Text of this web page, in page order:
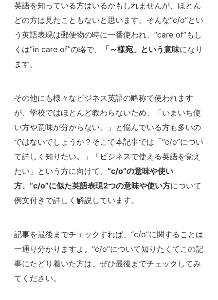
英語を知っている方はいるかもしれませんが、ほとん
どの方は見たこともないと思います。そんな“c/o”とい
う英語表現は郵便物の時に一番使われ、”care of”もし
くは”in care of”の略で、
「～様宛」という意味になり
ます。
その他にも様々なビジネス英語の略称で使われます
が、学校ではほとんど教わらないため、「いまいち使
い方や意味が分からない。」と悩んでいる方も多いの
ではないでしょうか？そこで本記事では「“c/o”につい
て詳しく知りたい。」「ビジネスで使える英語を覚え
たい」という方に向けて、 “c/o”の意味や使い
方、“c/o”に似た英語表現2つの意味や使い方について
例文付きで詳しく解説しています。
記事を最後までチェックすれば、“c/o”に関することは
一通り分かりますよ。“c/o”について知りたくてこの記
事にたどり着いた方は、ぜひ最後までチェックしてみ
てください。